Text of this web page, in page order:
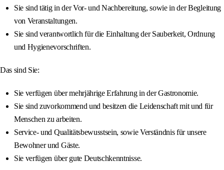
Sie sind tätig in der Vor- und Nachbereitung, sowie in der Begleitung
von Veranstaltungen.
Sie sind verantwortlich für die Einhaltung der Sauberkeit, Ordnung
und Hygienevorschriften.
Das sind Sie:
Sie verfügen über mehrjährige Erfahrung in der Gastronomie.
Sie sind zuvorkommend und besitzen die Leidenschaft mit und für
Menschen zu arbeiten.
Service- und Qualitätsbewusstsein, sowie Verständnis für unsere
Bewohner und Gäste.
Sie verfügen über gute Deutschkenntnisse.